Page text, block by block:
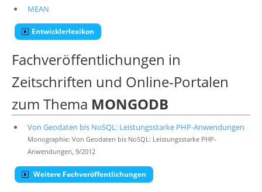
MEAN
Entwicklerlexikon
Fachveröffentlichungen in
Zeitschriften und Online-Portalen
zum Thema MONGODB
Von Geodaten bis NoSQL: Leistungsstarke PHP-Anwendungen
Monographie: Von Geodaten bis NoSQL: Leistungsstarke PHP-
Anwendungen, 9/2012
Weitere Fachveröffentlichungen